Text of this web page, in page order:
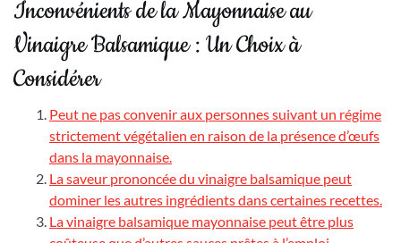
Inconvénients de la Mayonnaise au
Vinaigre Balsamique : Un Choix à
Considérer
Peut ne pas convenir aux personnes suivant un régime
strictement végétalien en raison de la présence d’œufs
dans la mayonnaise.
La saveur prononcée du vinaigre balsamique peut
dominer les autres ingrédients dans certaines recettes.
La vinaigre balsamique mayonnaise peut être plus